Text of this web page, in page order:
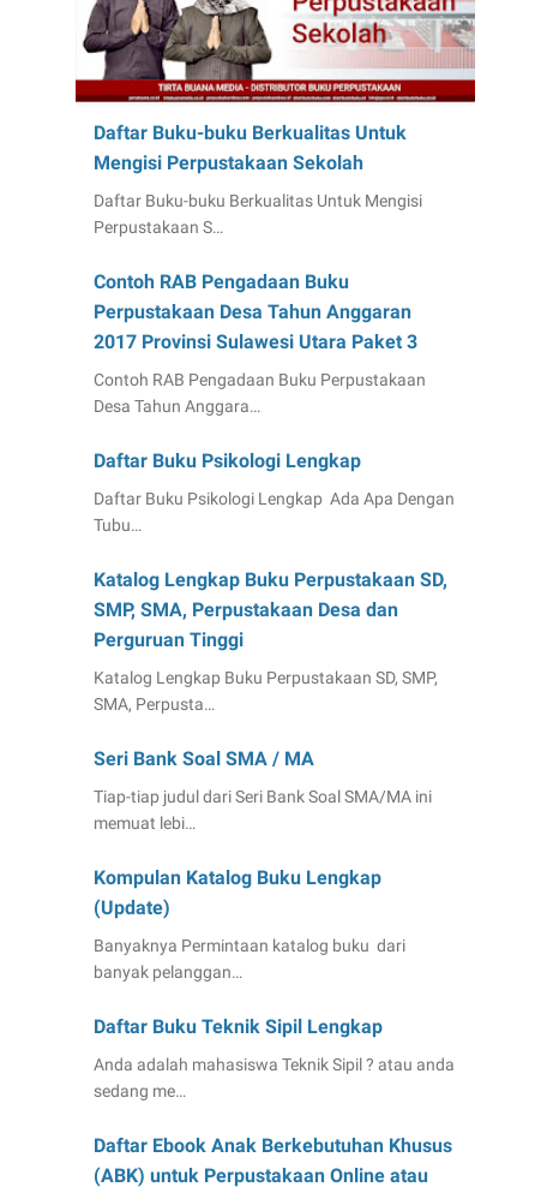
Daftar Buku-buku Berkualitas Untuk
Mengisi Perpustakaan Sekolah
Daftar Buku-buku Berkualitas Untuk Mengisi
Perpustakaan S…
Contoh RAB Pengadaan Buku
Perpustakaan Desa Tahun Anggaran
2017 Provinsi Sulawesi Utara Paket 3
Contoh RAB Pengadaan Buku Perpustakaan
Desa Tahun Anggara…
Daftar Buku Psikologi Lengkap
Daftar Buku Psikologi Lengkap Ada Apa Dengan
Tubu…
Katalog Lengkap Buku Perpustakaan SD,
SMP, SMA, Perpustakaan Desa dan
Perguruan Tinggi
Katalog Lengkap Buku Perpustakaan SD, SMP,
SMA, Perpusta…
Seri Bank Soal SMA / MA
Tiap-tiap judul dari Seri Bank Soal SMA/MA ini
memuat lebi…
Kompulan Katalog Buku Lengkap
(Update)
Banyaknya Permintaan katalog buku dari
banyak pelanggan…
Daftar Buku Teknik Sipil Lengkap
Anda adalah mahasiswa Teknik Sipil ? atau anda
sedang me…
Daftar Ebook Anak Berkebutuhan Khusus
(ABK) untuk Perpustakaan Online atau